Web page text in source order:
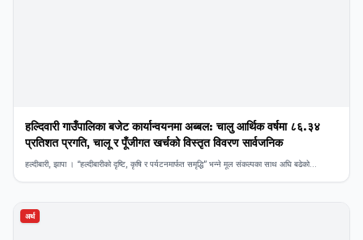
हल्दिवारी गाउँपालिका बजेट कार्यान्वयनमा अब्बल: चालु आर्थिक वर्षमा ८६.३४
प्रतिशत प्रगति, चालू र पूँजीगत खर्चको विस्तृत विवरण सार्वजनिक
हल्दीबारी, झापा । “हल्दीबारीको दृष्टि, कृषि र पर्यटनमार्फत समृद्धि” भन्ने मूल संकल्पका साथ अघि बढेको...
अर्थ